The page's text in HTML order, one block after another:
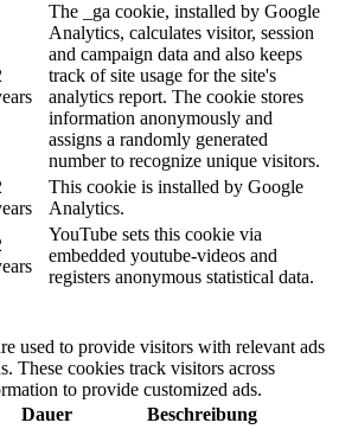
The _ga cookie, installed by Google
Analytics, calculates visitor, session
and campaign data and also keeps
track of site usage for the site's
analytics report. The cookie stores
information anonymously and
assigns a randomly generated
number to recognize unique visitors.
This cookie is installed by Google
Analytics.
YouTube sets this cookie via
embedded youtube-videos and
registers anonymous statistical data.
used to provide visitors with relevant ads
These cookies track visitors across
to provide customized ads.
Dauer Beschreibung